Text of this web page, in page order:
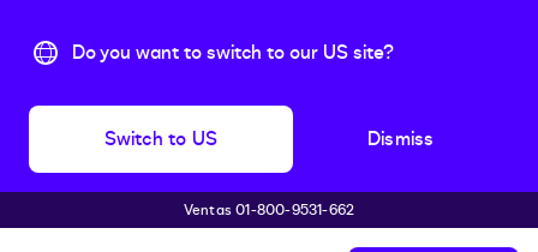
Do you want to switch to our US site?
Switch to US Dismiss
Accede al contenido principalVentas 01-800-9531-662